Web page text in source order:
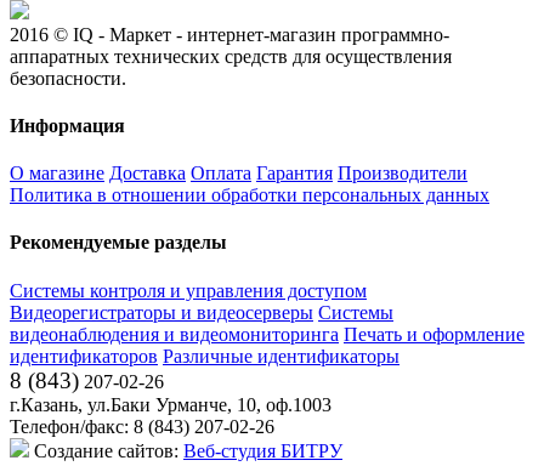
2016 © IQ - Маркет - интернет-магазин программно-
аппаратных технических средств для осуществления
безопасности.
Информация
О магазине Доставка Оплата Гарантия Производители
Политика в отношении обработки персональных данных
Рекомендуемые разделы
Системы контроля и управления доступом
Видеорегистраторы и видеосерверы Системы
видеонаблюдения и видеомониторинга Печать и оформление
идентификаторов Различные идентификаторы
8 (843) 207-02-26
г.Казань, ул.Баки Урманче, 10, оф.1003
Телефон/факс: 8 (843) 207-02-26
Создание сайтов: Веб-студия БИТРУ